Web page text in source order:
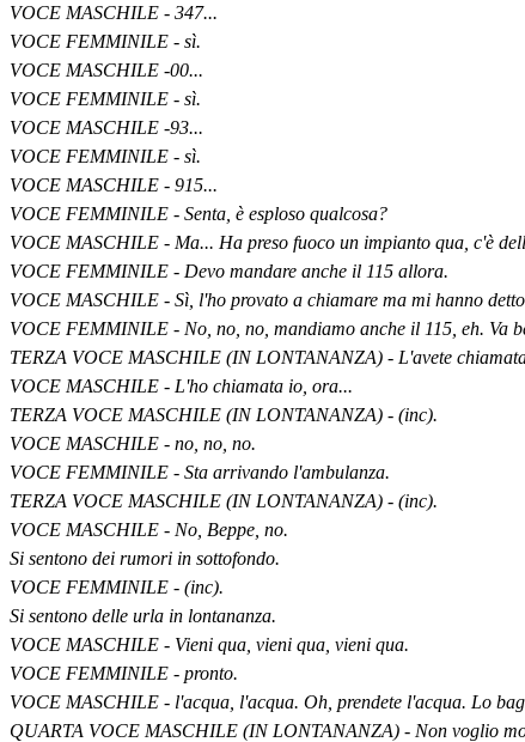
VOCE MASCHILE - 347...
VOCE FEMMINILE - sì.
VOCE MASCHILE -00...
VOCE FEMMINILE - sì.
VOCE MASCHILE -93...
VOCE FEMMINILE - sì.
VOCE MASCHILE - 915...
VOCE FEMMINILE - Senta, è esploso qualcosa?
VOCE MASCHILE - Ma... Ha preso fuoco un impianto qua, c'è
VOCE FEMMINILE - Devo mandare anche il 115 allora.
VOCE MASCHILE - Sì, l'ho provato a chiamare ma mi hanno
VOCE FEMMINILE - No, no, no, mandiamo anche il 115, eh. Va
TERZA VOCE MASCHILE (IN LONTANANZA) - L'avete
VOCE MASCHILE - L'ho chiamata io, ora...
TERZA VOCE MASCHILE (IN LONTANANZA) - (inc).
VOCE MASCHILE - no, no, no.
VOCE FEMMINILE - Sta arrivando l'ambulanza.
TERZA VOCE MASCHILE (IN LONTANANZA) - (inc).
VOCE MASCHILE - No, Beppe, no.
Si sentono dei rumori in sottofondo.
VOCE FEMMINILE - (inc).
Si sentono delle urla in lontananza.
VOCE MASCHILE - Vieni qua, vieni qua, vieni qua.
VOCE FEMMINILE - pronto.
VOCE MASCHILE - l'acqua, l'acqua. Oh, prendete l'acqua. Lo
QUARTA VOCE MASCHILE (IN LONTANANZA) - Non voglio